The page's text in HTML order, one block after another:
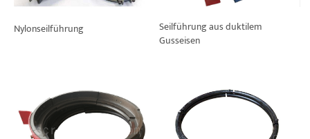
Nylonseilführung
Seilführung aus duktilem
Gusseisen